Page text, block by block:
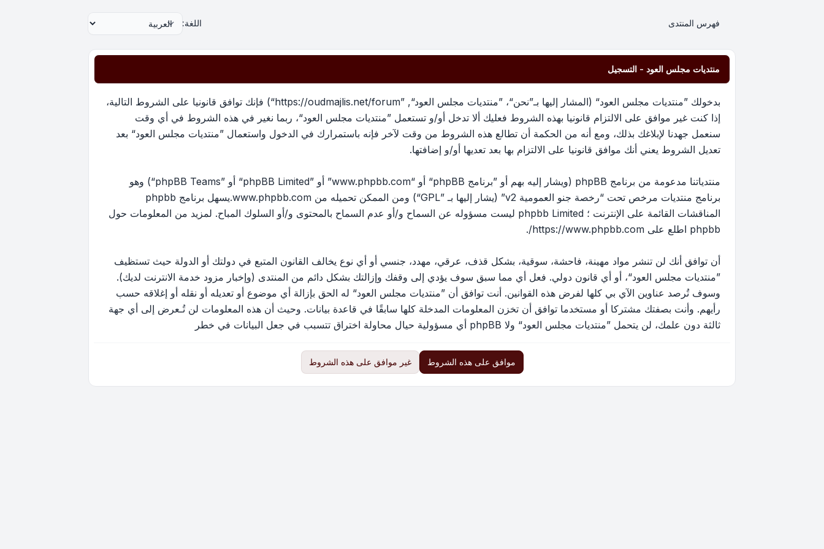
فهرس المنتدى اللغة:
منتديات مجلس العود - التسجيل
بدخولك ”منتديات مجلس العود“ (المشار إليها بـ”نحن“، ”منتديات مجلس العود“, ”https://oudmajlis.net/forum“) فإنك توافق قانونيا على الشروط التالية،
إذا كنت غير موافق على الالتزام قانونيا بهذه الشروط فعليك ألا تدخل أو/و تستعمل ”منتديات مجلس العود“، ربما نغير في هذه الشروط في أي وقت
سنعمل جهدنا لإبلاغك بذلك، ومع أنه من الحكمة أن تطالع هذه الشروط من وقت لآخر فإنه باستمرارك في الدخول واستعمال ”منتديات مجلس العود“ بعد
تعديل الشروط يعني أنك موافق قانونيا على الالتزام بها بعد تعديها أو/و إضافتها.
منتدياتنا مدعومة من برنامج phpBB (ويشار إليه بهم أو ”برنامج phpBB“ أو “www.phpbb.com” أو ”phpBB Limited“ أو ”phpBB Teams“) وهو
برنامج منتديات مرخص تحت “رخصة جنو العمومية v2 ” (يشار إليها بـ ”GPL“) ومن الممكن تحميله من www.phpbb.com
.يسهل برنامج phpbb
المناقشات القائمة على الإنترنت ؛ phpbb Limited ليست مسؤوله عن السماح و/أو عدم السماح بالمحتوى و/أو السلوك المباح. لمزيد من المعلومات حول
phpbb اطلع على
https://www.phpbb.com/
.
أن توافق أنك لن تنشر مواد مهينة، فاحشة، سوقية، بشكل قذف، عرقي، مهدد، جنسي أو أي نوع يخالف القانون المتبع في دولتك أو الدولة حيث تستظيف
”منتديات مجلس العود“، أو أي قانون دولي. فعل أي مما سبق سوف يؤدي إلى وقفك وإزالتك بشكل دائم من المنتدى (وإخبار مزود خدمة الانترنت لديك).
وسوف تُرصد عناوين الآي بي كلها لفرض هذه القوانين. أنت توافق أن ”منتديات مجلس العود“ له الحق بإزالة أي موضوع أو تعديله أو نقله أو إغلاقه حسب
رأيهم. وأنت بصفتك مشتركا أو مستخدما توافق أن تخزن المعلومات المدخلة كلها سابقًا في قاعدة بيانات. وحيث أن هذه المعلومات لن تُـعرض إلى أي جهة
ثالثة دون علمك، لن يتحمل ”منتديات مجلس العود“ ولا phpBB أي مسؤولية حيال محاولة اختراق تتسبب في جعل البيانات في خطر
موافق على هذه الشروط غير موافق على هذه الشروط